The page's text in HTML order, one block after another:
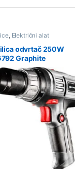
, Električni alat
odvrtač 250W
Graphite